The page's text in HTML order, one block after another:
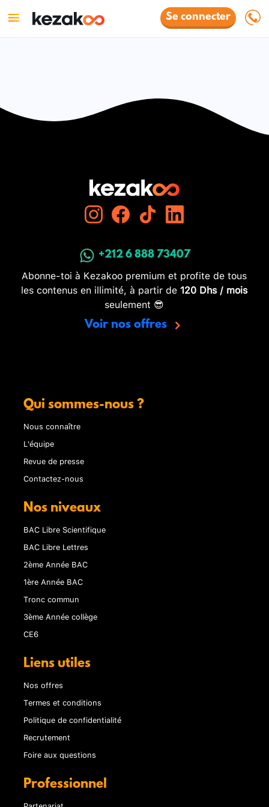
Se connecter
+212 6 888 73407
Abonne-toi à Kezakoo premium et profite de tous
les contenus en illimité, à partir de 120 Dhs / mois
seulement 😎
Voir nos offres
Qui sommes-nous ?
Nous connaître
L'équipe
Revue de presse
Contactez-nous
Nos niveaux
BAC Libre Scientifique
BAC Libre Lettres
2ème Année BAC
1ère Année BAC
Tronc commun
3ème Année collège
CE6
Liens utiles
Nos offres
Termes et conditions
Politique de confidentialité
Recrutement
Foire aux questions
Professionnel